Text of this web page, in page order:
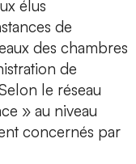
élus
de
des chambres
de
le réseau
» au niveau
concernés par